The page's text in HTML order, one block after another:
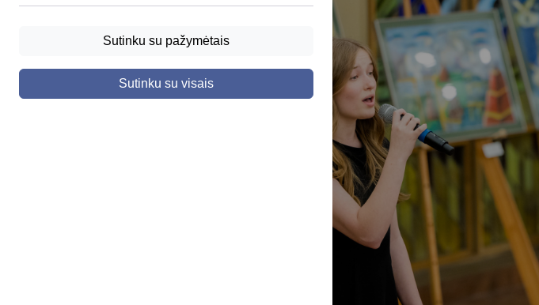
Sutinku su pažymėtais
Sutinku su visais
Pranešėjų apsauga
Asmens duomenų